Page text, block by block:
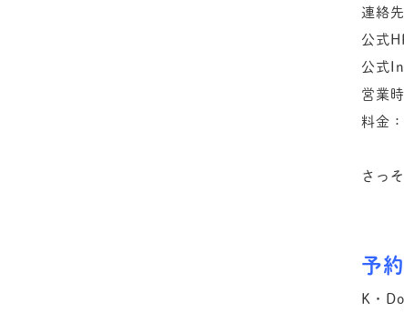
連絡
公式
公式
営業
料金
さっ
予
K・